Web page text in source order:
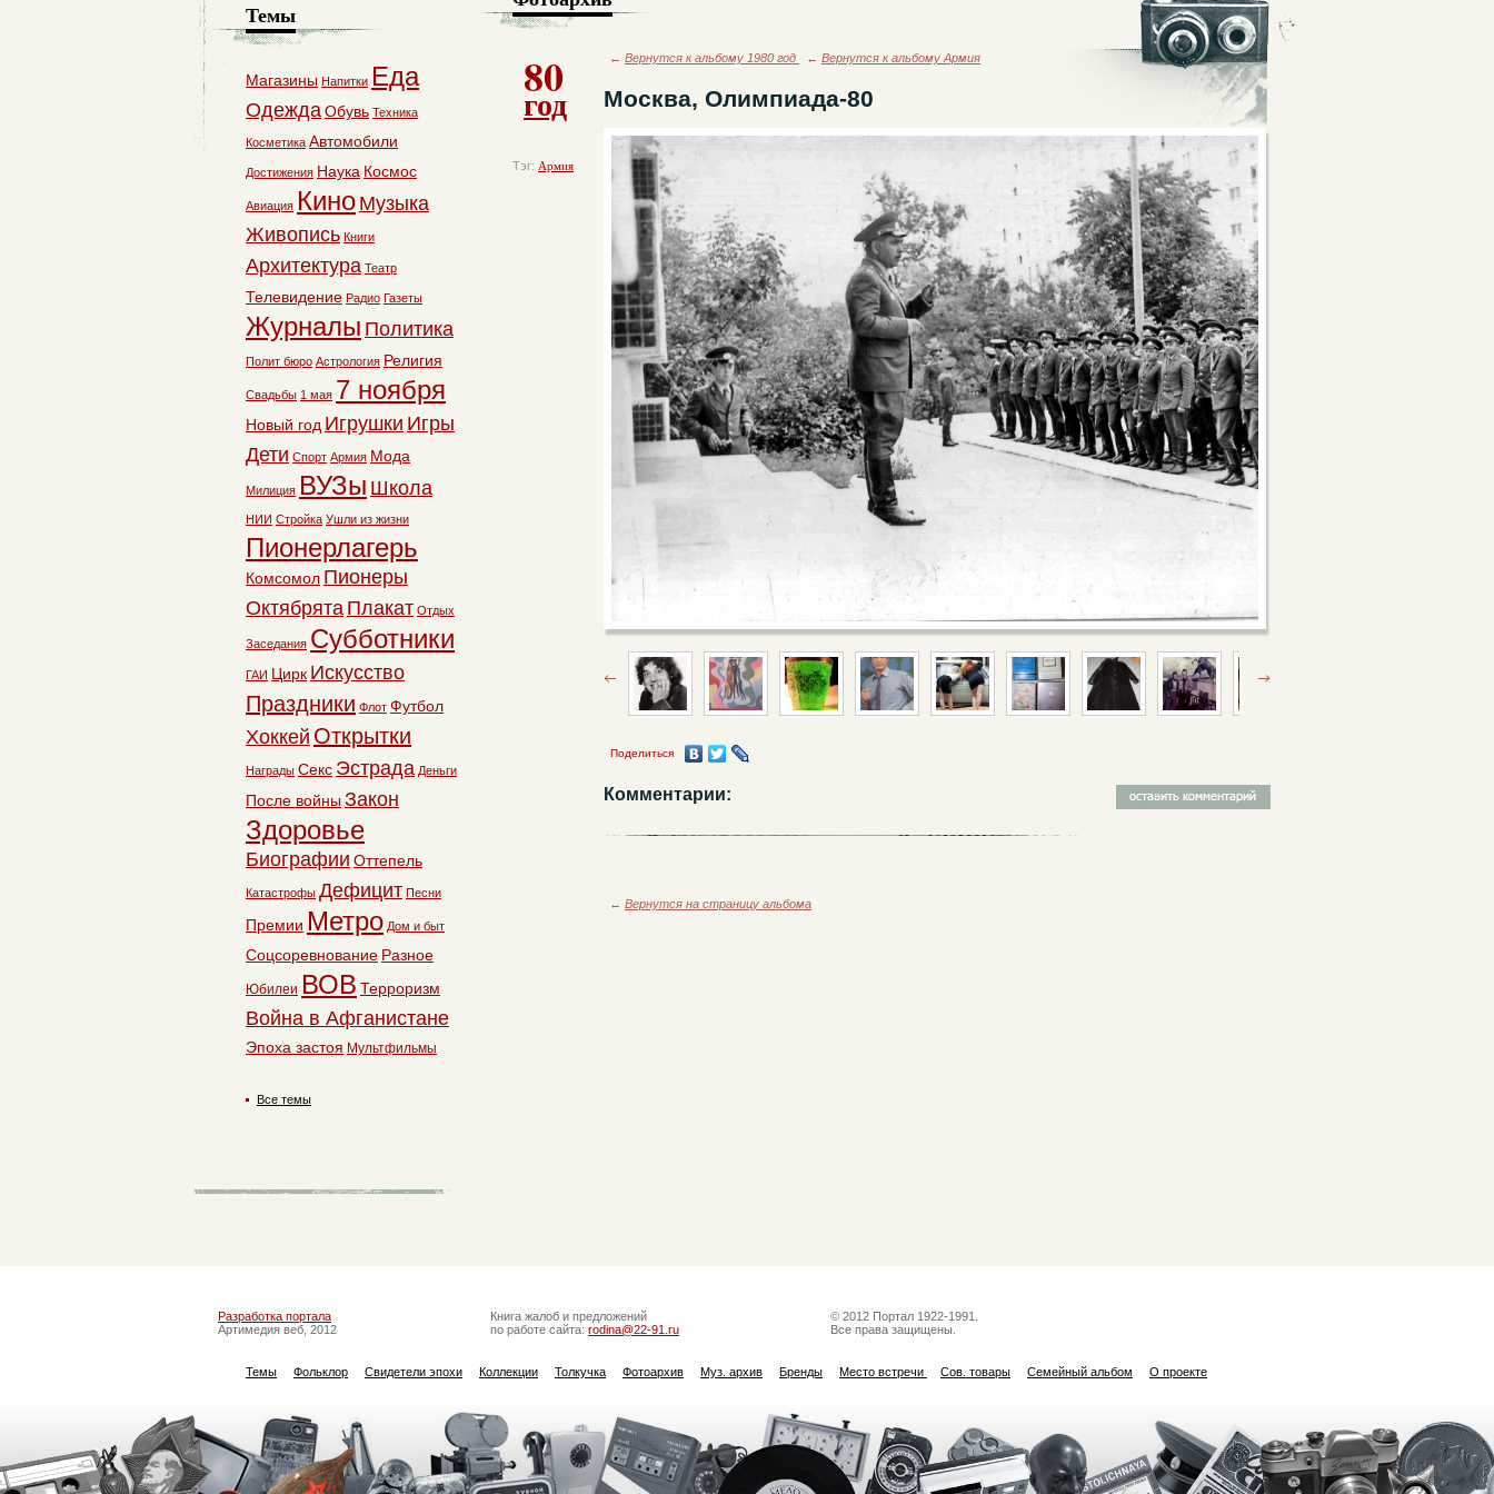
80
год
Тэг: Армия
← Вернутся к альбому 1980 год ← Вернутся к альбому Армия
Москва, Олимпиада-80
Поделиться
Комментарии:
← Вернутся на страницу альбома
Темы
Магазины Напитки Еда
ОдеждаОбувь Техника
Косметика Автомобили
Достижения Наука Космос
Авиация Кино Музыка
Живопись Книги
Архитектура Театр
Телевидение Радио Газеты
Журналы Политика
Полит бюро Астрология Религия
Свадьбы 1 мая 7 ноября
Новый год Игрушки Игры
Дети Спорт Армия Мода
Милиция ВУЗы Школа
НИИ Стройка Ушли из жизни
Пионерлагерь
Комсомол Пионеры
Октябрята Плакат Отдых
Заседания Субботники
ГАИ Цирк Искусство
Праздники Флот Футбол
Хоккей Открытки
Награды Секс Эстрада Деньги
После войны Закон
Здоровье
Биографии Оттепель
Катастрофы Дефицит Песни
Премии Метро Дом и быт
Соцсоревнование Разное
Юбилеи ВОВ Терроризм
Война в Афганистане
Эпоха застоя Мультфильмы
Все темы
Разработка портала
Артимедия веб, 2012
Книга жалоб и предложений
по работе сайта: rodina@22-91.ru
© 2012 Портал 1922-1991.
Все права защищены.
Темы Фольклор Свидетели эпохи Коллекции Толкучка Фотоархив Муз. архив Бренды Место встречи Сов. товары Семейный альбом О проекте